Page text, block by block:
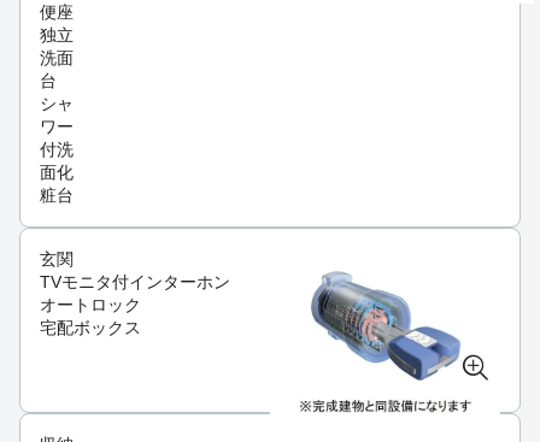
便座
独立
洗面
台
シャ
ワー
付洗
面化
粧台
玄関
TVモニタ付インターホン
オートロック
宅配ボックス